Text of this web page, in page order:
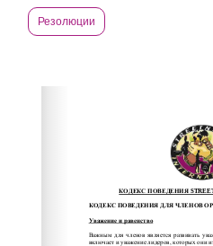
Резолюции